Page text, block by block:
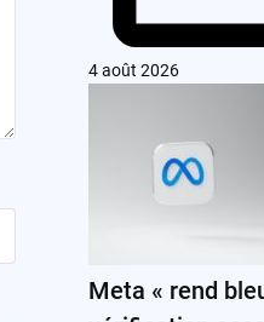
4 août 2026
Meta « rend